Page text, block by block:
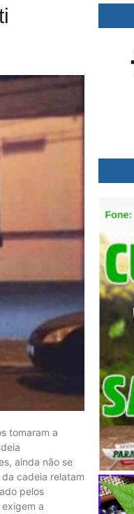
tomaram a
ainda não se
cadeia relatam
pelos
a